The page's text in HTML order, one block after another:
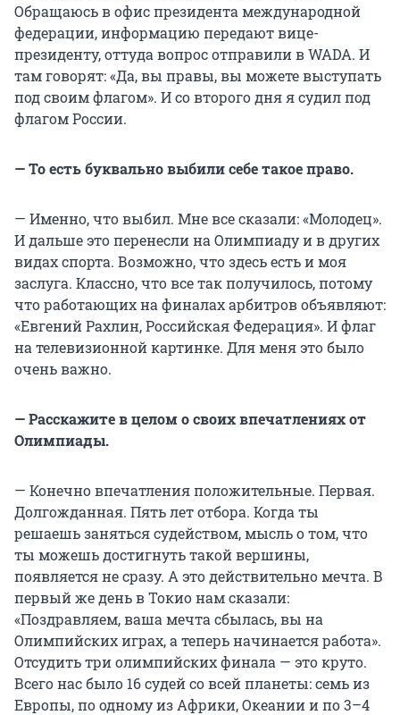
Обращаюсь в офис президента международной
федерации, информацию передают вице-
президенту, оттуда вопрос отправили в WADA. И
там говорят: «Да, вы правы, вы можете выступать
под своим флагом». И со второго дня я судил под
флагом России.
— То есть буквально выбили себе такое право.
— Именно, что выбил. Мне все сказали: «Молодец».
И дальше это перенесли на Олимпиаду и в других
видах спорта. Возможно, что здесь есть и моя
заслуга. Классно, что все так получилось, потому
что работающих на финалах арбитров объявляют:
«Евгений Рахлин, Российская Федерация». И флаг
на телевизионной картинке. Для меня это было
очень важно.
— Расскажите в целом о своих впечатлениях от
Олимпиады.
— Конечно впечатления положительные. Первая.
Долгожданная. Пять лет отбора. Когда ты
решаешь заняться судейством, мысль о том, что
ты можешь достигнуть такой вершины,
появляется не сразу. А это действительно мечта. В
первый же день в Токио нам сказали:
«Поздравляем, ваша мечта сбылась, вы на
Олимпийских играх, а теперь начинается работа».
Отсудить три олимпийских финала — это круто.
Всего нас было 16 судей со всей планеты: семь из
Европы, по одному из Африки, Океании и по 3–4